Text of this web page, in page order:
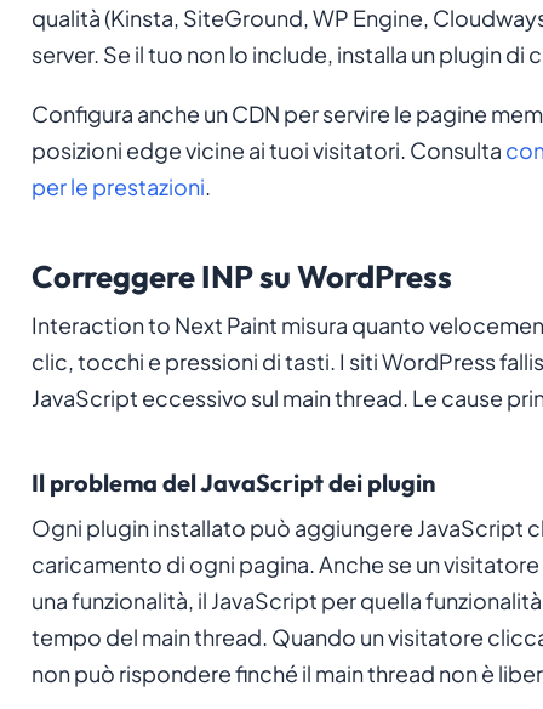
qualità (Kinsta, SiteGround, WP Engine,
server. Se il tuo non lo include, installa un plugin di
Configura anche un CDN per servire le pagine
posizioni edge vicine ai tuoi visitatori. Consulta
per le prestazioni.
Correggere INP su WordPress
Interaction to Next Paint misura quanto
clic, tocchi e pressioni di tasti. I siti WordPress
JavaScript eccessivo sul main thread. Le cause
Il problema del JavaScript dei plugin
Ogni plugin installato può aggiungere JavaScript
caricamento di ogni pagina. Anche se un
una funzionalità, il JavaScript per quella
tempo del main thread. Quando un visitatore
non può rispondere finché il main thread non è